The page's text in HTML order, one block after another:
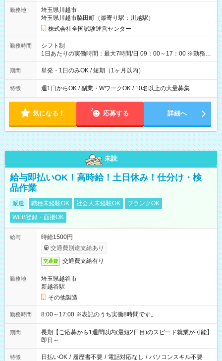
例】 ・河合塾模擬試験 8:30～17:30（休憩1時間） 時給1,300円
×8時間＝日収10,400円＋交通費 ※当日の役割により時給＋100
円の場合あり ・国家試験 7:00～13:30（休憩なし） 時給1,300
円（役割手当＋100円）×6時間＝日収8,400円＋交通費 【試用期
間】試用期間なし
勤務地
埼玉県川越市
埼玉県川越市脇田町（最寄り駅：川越駅）
株式会社全国試験運営センター
勤務時間
シフト制
1日あたりの実働時間：最大7時間/日 09：00～17：00 ※勤務時
間は 試験により異なります。
期間 単発・1日のみOK / 短期（1ヶ月以内）
特徴 週1日からOK / 副業・WワークOK / 10名以上の大量募集
気になる！ 応募する 詳細へ
未読
給与即払いOK！高時給！土日休み！仕分け・検
品作業
派遣 職種未経験OK 社会人未経験OK
ブランクOK
WEB登録・面接OK
給与
時給1500円
交通費別途支給あり
交通費 交通費支給有り
勤務地
埼玉県越谷市
新越谷駅
その他製造
勤務時間 8:00～17:00 ※表記のうち実働8時間です。
期間
長期【ご応募から1週間以内(最短2日目)のスピード就業が可能】
即日～
特徴 日払いOK / 履歴書不要 / 電話対応なし / パソコンスキル不要